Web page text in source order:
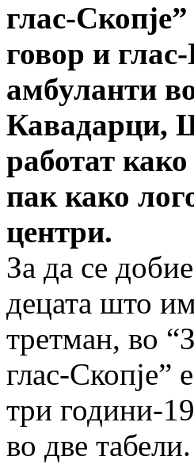
глас-
говор и
амбуланти
Кавадарци,
работат
пак како
центри.
За да се
децата што
третман, во
глас-Скопје”
три години-
во две табели.